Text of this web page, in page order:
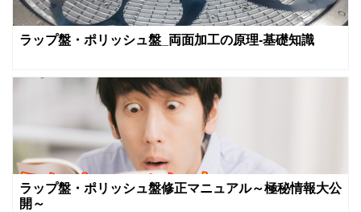
ラップ盤・ポリッシュ盤_両面加工の原理-基礎知識
ラップ盤・ポリッシュ盤修正マニュアル～極秘情報大公
開～